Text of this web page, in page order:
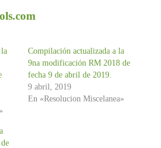
Compilación actualizada a la
9na modificación RM 2018 de
fecha 9 de abril de 2019.
9 abril, 2019
En «Resolucion Miscelanea»